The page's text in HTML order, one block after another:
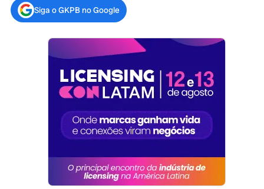
Siga o GKPB no Google